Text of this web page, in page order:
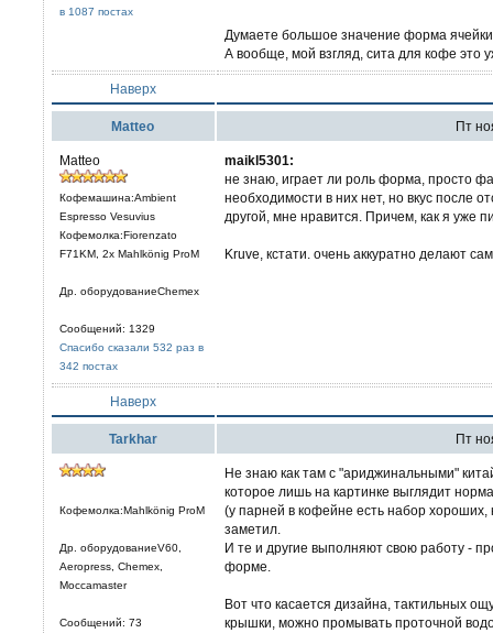
в 1087 постах
Думаете большое значение форма
А вообще, мой взгляд, сита для кофе это
Наверх
Matteo Пт
Matteo
Кофемашина:Ambient
Espresso Vesuvius
Кофемолка:Fiorenzato
F71KM, 2x Mahlkönig ProM
Др. оборудованиеChemex
Сообщений: 1329
Спасибо сказали 532 раз в
342 постах
maikl5301:
не знаю, играет ли роль форма, просто
необходимости в них нет, но вкус после
другой, мне нравится. Причем, как я уже
Kruve, кстати. очень аккуратно делают
Наверх
Tarkhar Пт
Кофемолка:Mahlkönig ProM
Др. оборудованиеV60,
Aeropress, Chemex,
Moccamaster
Сообщений: 73
Не знаю как там с "ариджинальными"
которое лишь на картинке выглядит
(у парней в кофейне есть набор
заметил.
И те и другие выполняют свою работу -
форме.
Вот что касается дизайна, тактильных
крышки, можно промывать проточной